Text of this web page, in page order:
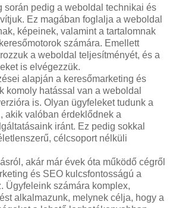
során pedig a weboldal technikai és
Ez magában foglalja a weboldal
képeinek, valamint a tartalomnak
számára. Emellett
a weboldal teljesítményét, és a
is elvégezzük.
alapján a keresőmarketing és
komoly hatással van a weboldal
is. Olyan ügyfeleket tudunk a
akik valóban érdeklődnek a
iránt. Ez pedig sokkal
célcsoport nélküli
akár már évek óta működő cégről
és SEO kulcsfontosságú a
Ügyfeleink számára komplex,
alkalmazunk, melynek célja, hogy a